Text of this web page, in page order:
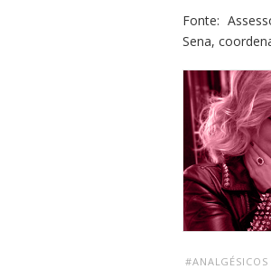
Fonte:
Sena,
#ANALGÉSICOS